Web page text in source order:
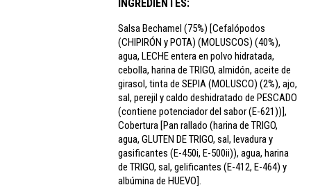
INGREDIENTES:
Salsa Bechamel (75%) [Cefalópodos
(CHIPIRÓN y POTA) (MOLUSCOS) (40%),
agua, LECHE entera en polvo hidratada,
cebolla, harina de TRIGO, almidón, aceite de
girasol, tinta de SEPIA (MOLUSCO) (2%), ajo,
sal, perejil y caldo deshidratado de PESCADO
(contiene potenciador del sabor (E-621))],
Cobertura [Pan rallado (harina de TRIGO,
agua, GLUTEN DE TRIGO, sal, levadura y
gasificantes (E-450i, E-500ii)), agua, harina
de TRIGO, sal, gelificantes (E-412, E-464) y
albúmina de HUEVO].